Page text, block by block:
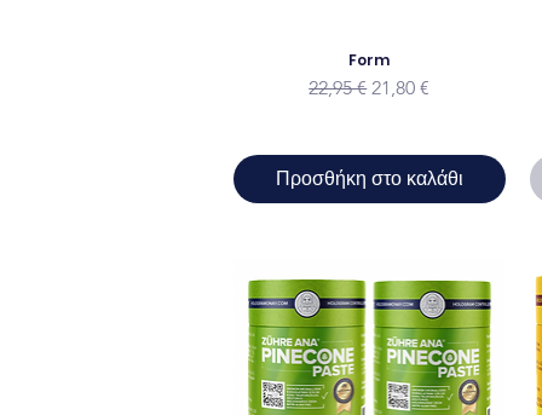
Form
Κανονική τιμή
22,95 € Τιμή Έκπτωσης
21,80 €
Προσθήκη στο καλάθι